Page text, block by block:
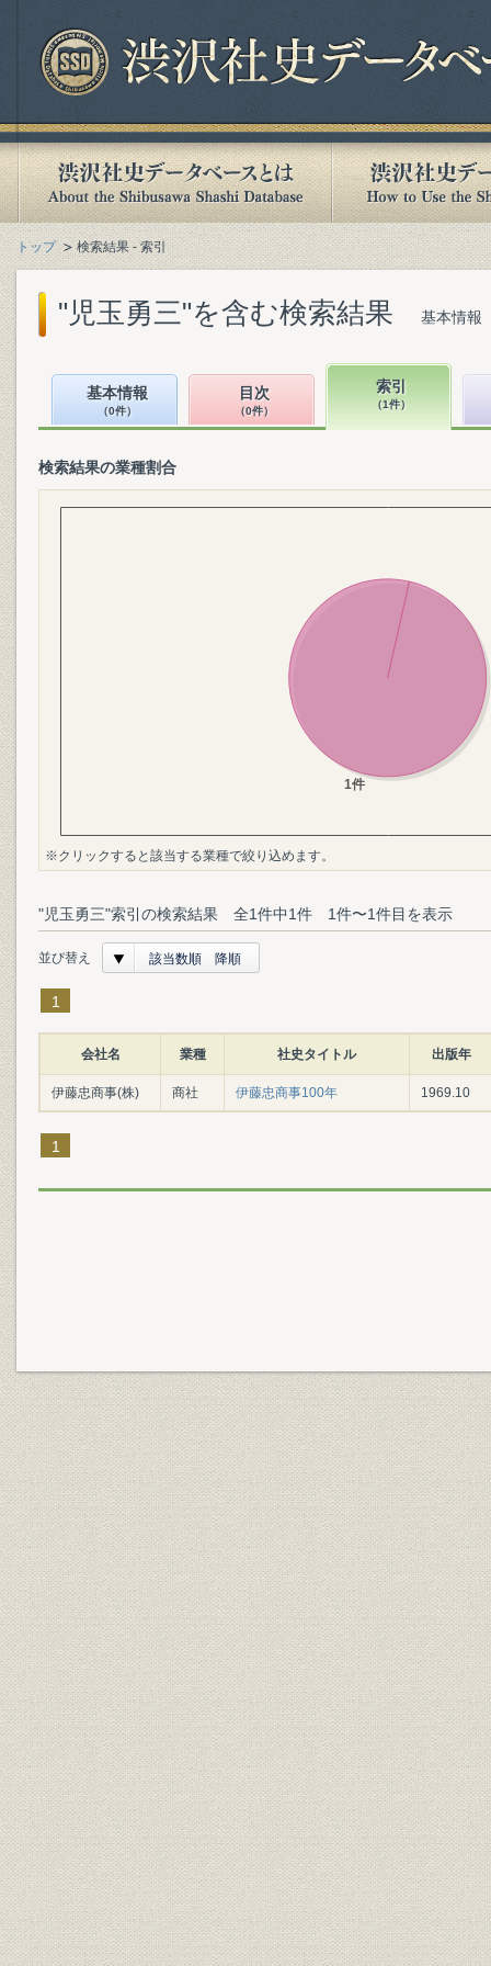
トップ 検索結果 - 索引
"児玉勇三"を含む検索結果 基本情報
基本情報
（0件）
目次
（0件）
索引
（1件）
検索結果の業種割合
※クリックすると該当する業種で絞り込めます。
"児玉勇三"索引の検索結果 全1件中1件 1件〜1件目を表示
並び替え 該当数順 降順
1
会社名 業種 社史タイトル 出版年
伊藤忠商事(株) 商社 伊藤忠商事100年 1969.10
1